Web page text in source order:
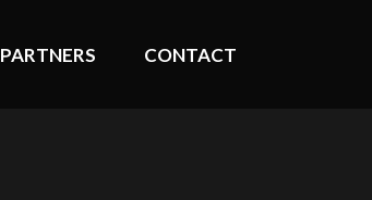
PARTNERS CONTACT